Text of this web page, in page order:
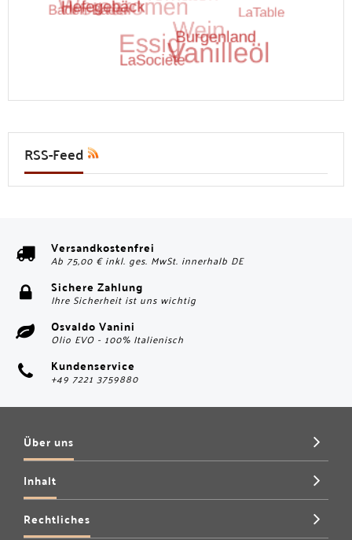
RSS-Feed
Versandkostenfrei
Ab 75,00 € inkl. ges. MwSt. innerhalb DE
Sichere Zahlung
Ihre Sicherheit ist uns wichtig
Osvaldo Vanini
Olio EVO - 100% Italienisch
Kundenservice
+49 7221 3759880
Über uns
Inhalt
Rechtliches